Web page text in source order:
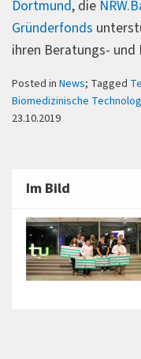
Dortmund, die
Gründerfonds
ihren Beratungs- und
Posted in News; Tagged
Biomedizinische
23.10.2019
Im Bild